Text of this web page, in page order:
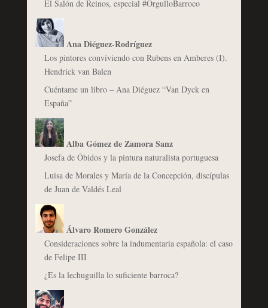
El Salón de Reinos, especial #OrgulloBarroco
Ana Diéguez-Rodríguez
Los pintores conviviendo con Rubens en Amberes (I).
Hendrick van Balen
Cuéntame un libro – Ana Diéguez “Van Dyck en
España”
Alba Gómez de Zamora Sanz
Josefa de Óbidos y la pintura naturalista portuguesa
Luisa de Morales y María de la Concepción, discípulas
de Juan de Valdés Leal
Álvaro Romero González
Consideraciones sobre la indumentaria española: el caso
de Felipe III
¿Es la lechuguilla lo suficiente barroca?